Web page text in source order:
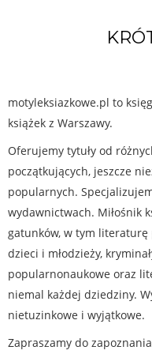
motyleksiazkowe.pl to
książek z Warszawy.
Oferujemy tytuły od
początkujących, jeszcze
popularnych.
wydawnictwach. Miłośnik
gatunków, w tym literaturę
dzieci i młodzieży,
popularnonaukowe oraz
niemal każdej dziedziny.
nietuzinkowe i wyjątkowe.
Zapraszamy do